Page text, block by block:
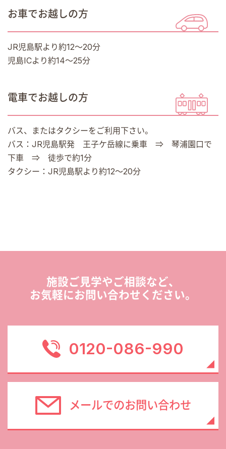
お車でお越しの方
JR児島駅より約12～20分
児島ICより約14～25分
電車でお越しの方
バス、またはタクシーをご利用下さい。
バス：JR児島駅発 王子ケ岳線に乗車 ⇒ 琴浦園口で
下車 ⇒ 徒歩で約1分
タクシー：JR児島駅より約12～20分
施設ご見学やご相談など、
お気軽にお問い合わせください。
0120-086-990
メールでのお問い合わせ